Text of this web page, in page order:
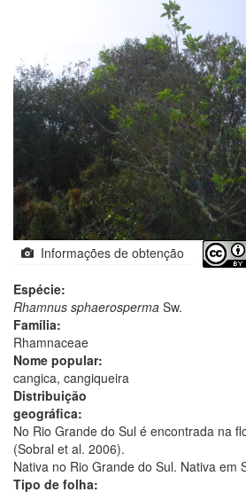
Informações de obtenção
Espécie:
Rhamnus sphaerosperma Sw.
Família:
Rhamnaceae
Nome popular:
cangica, cangiqueira
Distribuição
geográfica:
No Rio Grande do Sul é encontrada na
(Sobral et al. 2006).
Nativa no Rio Grande do Sul. Nativa em
Tipo de folha: